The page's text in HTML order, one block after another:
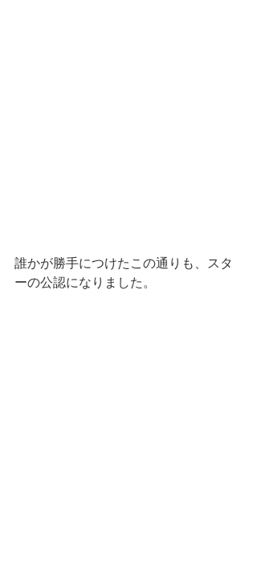
誰かが勝手につけたこの通りも、スタ
ーの公認になりました。